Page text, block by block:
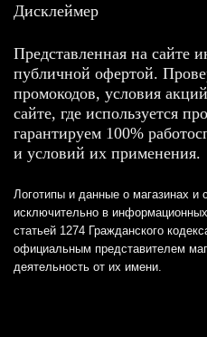
Дисклеймер
Представленная на сайте
публичной офертой.
промокодов, условия
сайте, где используется
гарантируем 100%
и условий их применения.
Логотипы и данные о магазинах и
исключительно в
статьей 1274 Гражданского
официальным представителем
деятельность от их имени.